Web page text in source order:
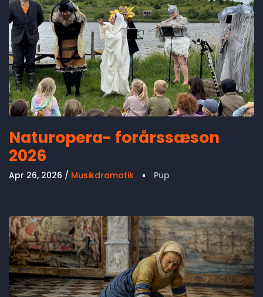
Naturopera- forårssæson
2026
Apr 26, 2026 Musikdramatik Pup